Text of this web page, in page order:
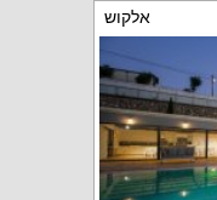
אלקוש